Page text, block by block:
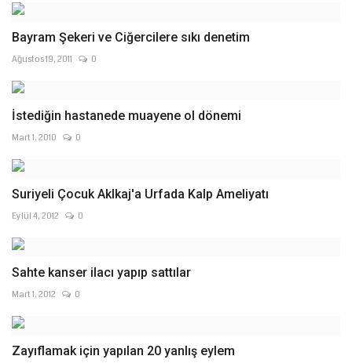
Bayram Şekeri ve Ciğercilere sıkı denetim
Ağustos 19, 2011 0
İstediğin hastanede muayene ol dönemi
Mart 1, 2010 0
Suriyeli Çocuk Aklkaj'a Urfada Kalp Ameliyatı
Eylül 4, 2012 0
Sahte kanser ilacı yapıp sattılar
Mart 1, 2012 0
Zayıflamak için yapılan 20 yanlış eylem